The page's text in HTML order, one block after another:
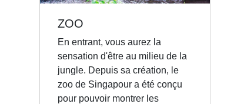
ZOO
En entrant, vous aurez la
sensation d'être au milieu de la
jungle. Depuis sa création, le
zoo de Singapour a été conçu
pour pouvoir montrer les